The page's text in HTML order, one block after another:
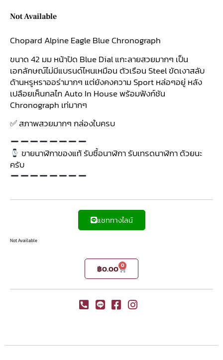
Not Available
Chopard Alpine Eagle Blue Chronograph
ขนาด 42 มม หน้าปัด Blue Dial แกะลายสวยมากๆ เป็น
เอกลักษณ์ไม่มีแบรนด์ไหนเหมือน ตัวเรือน Steel ขัดเงาสลับ
ด้านหรูหราออร่ามากๆ แต่ยังคงความ Sport หล่อๆอยู่ หลัง
เปลือยเห็นกลไก Auto In House พร้อมฟังก์ชัน
Chronograph เท่มากๆ
✅ สภาพสวยมากๆ กล่องใบครบ
ขายนาฬิกาของแท้ รับซื้อนาฬิกา รับเทรดนาฬิกา ด้วยนะ
ครับ
แชททางไลน์
Not Available
฿0.00 0